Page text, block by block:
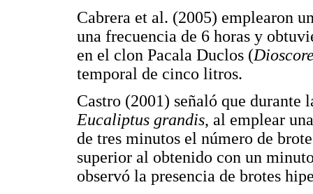
Cabrera et al. (2005) emplearon
una frecuencia de 6 horas y
en el clon Pacala Duclos (
temporal de cinco litros.
Castro (2001) señaló que
Eucaliptus grandis, al emplear
de tres minutos el número de
superior al obtenido con un
observó la presencia de brotes